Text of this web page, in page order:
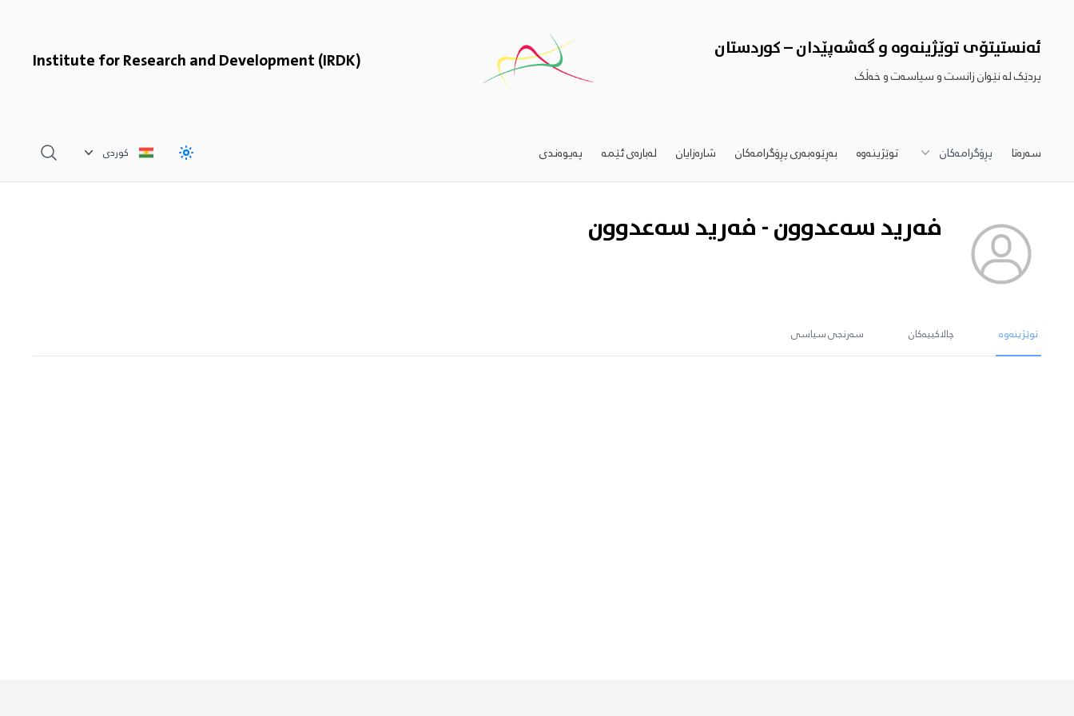
ئەنستیتۆى توێژینەوە و گەشەپێدان – کوردستان
پردێک لە نێوان زانست و سیاسەت و خەڵک
Institute for Research and Development (IRDK)
سەرەتا پڕۆگرامەکان توێژینەوە بەڕێوەبەری پڕۆگرامەکان شارەزایان لەبارەى ئێمە پەیوەندی کوردی
, change language
فەرید سەعدوون - فەرید سەعدوون
توێژینەوە چالاکییەکان سەرنجی سیاسی